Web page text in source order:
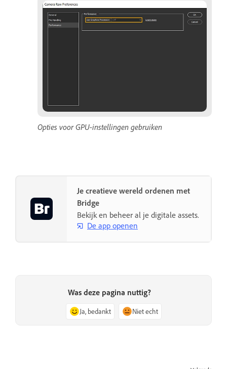
Opties voor GPU-instellingen gebruiken
Je creatieve wereld ordenen met
Bridge
Bekijk en beheer al je digitale assets.
De app openen
Was deze pagina nuttig?
Ja, bedankt Niet echt